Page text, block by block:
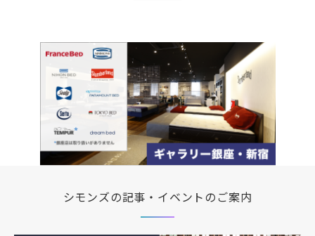
シモンズの記事・イベントのご案内